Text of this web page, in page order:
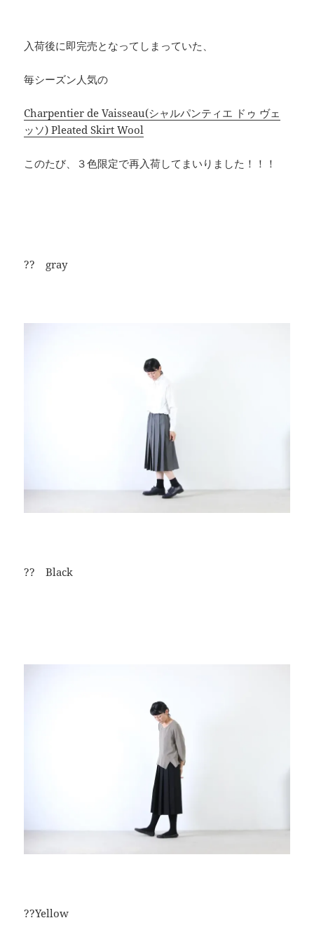
入荷後に即完売となってしまっていた、
毎シーズン人気の
Charpentier de Vaisseau(シャルパンティエ ドゥ ヴェ
ッソ) Pleated Skirt Wool
このたび、３色限定で再入荷してまいりました！！！
?? gray
?? Black
??Yellow